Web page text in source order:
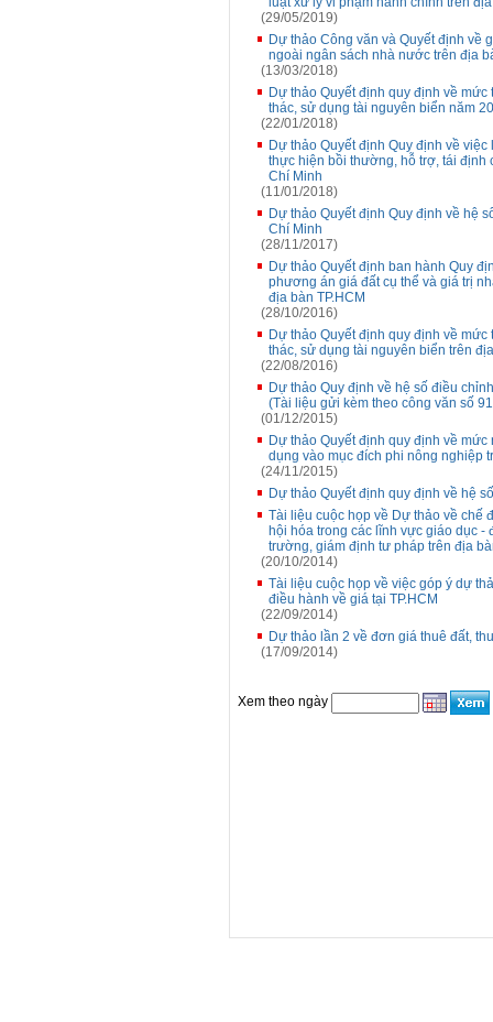
(29/05/2019)
Dự thảo Công văn và Quyết định về
ngoài ngân sách nhà nước trên địa
(13/03/2018)
Dự thảo Quyết định quy định về
thác, sử dụng tài nguyên biển năm
(22/01/2018)
Dự thảo Quyết định Quy định về
thực hiện bồi thường, hỗ trợ, tái định
Chí Minh
(11/01/2018)
Dự thảo Quyết định Quy định về hệ
Chí Minh
(28/11/2017)
Dự thảo Quyết định ban hành Quy
phương án giá đất cụ thể và giá trị
địa bàn TP.HCM
(28/10/2016)
Dự thảo Quyết định quy định về
thác, sử dụng tài nguyên biển trên
(22/08/2016)
Dự thảo Quy định về hệ số điều
(Tài liệu gửi kèm theo công văn số
(01/12/2015)
Dự thảo Quyết định quy định về
dụng vào mục đích phi nông nghiệp
(24/11/2015)
Dự thảo Quyết định quy định về hệ
Tài liệu cuộc họp về Dự thảo về chế
hội hóa trong các lĩnh vực giáo dục -
trường, giám định tư pháp trên địa
(20/10/2014)
Tài liệu cuộc họp về việc góp ý dự
điều hành về giá tại TP.HCM
(22/09/2014)
Dự thảo lần 2 về đơn giá thuê đất,
(17/09/2014)
Xem theo ngày